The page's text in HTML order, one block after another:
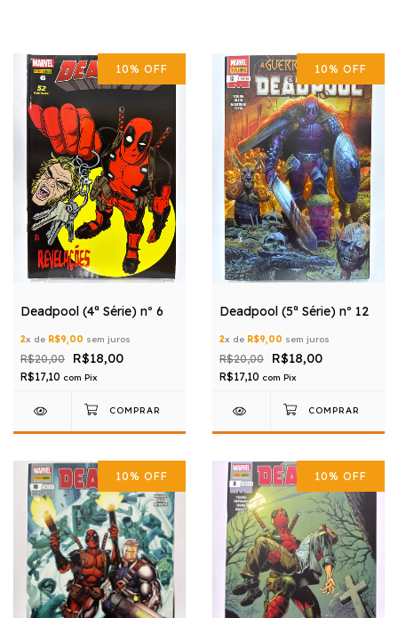
10% OFF
Deadpool (4ª Série) nº 6
2x de R$9,00 sem juros
R$20,00 R$18,00
R$17,10 com Pix
10% OFF
Deadpool (5ª Série) nº 12
2x de R$9,00 sem juros
R$20,00 R$18,00
R$17,10 com Pix
10% OFF 10% OFF